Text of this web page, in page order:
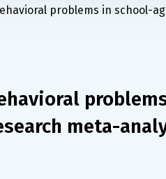
problems in school-
meta-